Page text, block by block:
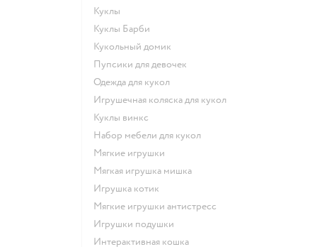
Куклы
Куклы Барби
Кукольный домик
Пупсики для девочек
Одежда для кукол
Игрушечная коляска для кукол
Куклы винкс
Набор мебели для кукол
Мягкие игрушки
Мягкая игрушка мишка
Игрушка котик
Мягкие игрушки антистресс
Игрушки подушки
Интерактивная кошка